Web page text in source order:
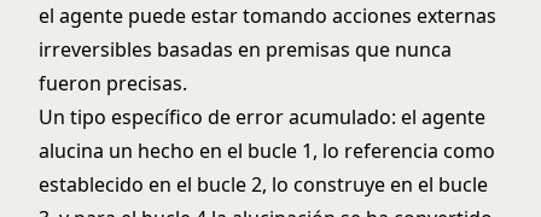
el agente puede estar tomando acciones externas
irreversibles basadas en premisas que nunca
fueron precisas.
Un tipo específico de error acumulado: el agente
alucina un hecho en el bucle 1, lo referencia como
establecido en el bucle 2, lo construye en el bucle